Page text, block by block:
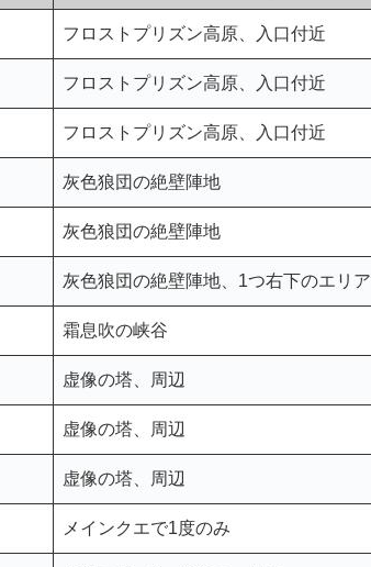
フロストプリズン高原、入口付近
フロストプリズン高原、入口付近
フロストプリズン高原、入口付近
灰色狼団の絶壁陣地
灰色狼団の絶壁陣地
灰色狼団の絶壁陣地、1つ右下のエリア
霜息吹の峡谷
虚像の塔、周辺
虚像の塔、周辺
虚像の塔、周辺
メインクエで1度のみ